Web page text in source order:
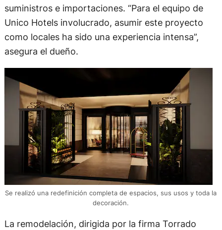
suministros e importaciones. “Para el equipo de
Unico Hotels involucrado, asumir este proyecto
como locales ha sido una experiencia intensa”,
asegura el dueño.
Se realizó una redefinición completa de espacios, sus usos y toda la
decoración.
La remodelación, dirigida por la firma Torrado